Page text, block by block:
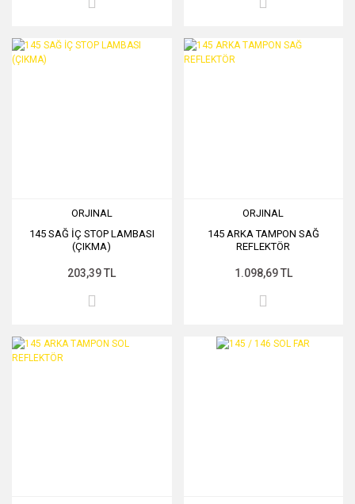
ORJINAL
145 SAĞ İÇ STOP LAMBASI
(ÇIKMA)
203,39 TL
ORJINAL
145 ARKA TAMPON SAĞ
REFLEKTÖR
1.098,69 TL